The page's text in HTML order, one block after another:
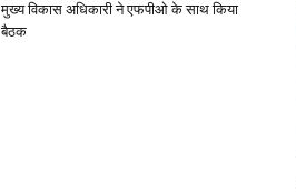
मुख्य विकास अधिकारी ने एफपीओ के साथ किया
बैठक